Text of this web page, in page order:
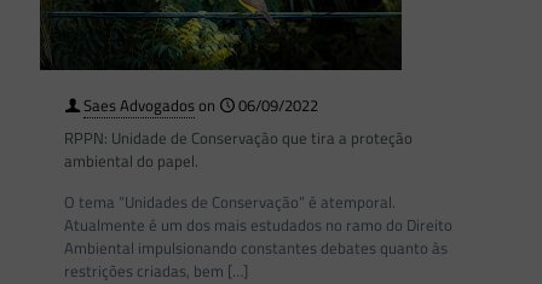
Saes Advogadoson
06/09/2022
RPPN: Unidade de Conservação que tira a proteção
ambiental do papel.
O tema “Unidades de Conservação” é atemporal.
Atualmente é um dos mais estudados no ramo do Direito
Ambiental impulsionando constantes debates quanto às
restrições criadas, bem […]